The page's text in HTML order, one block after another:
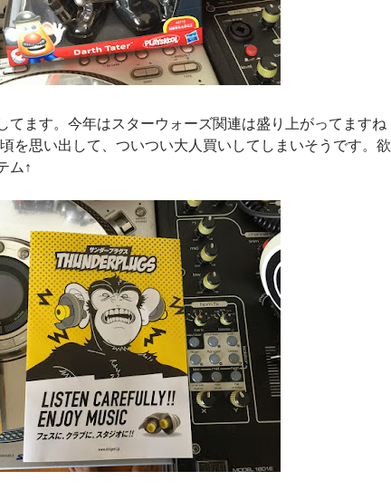
てます。今年はスターウォーズ関連は盛り上がってますね
を思い出して、ついつい大人買いしてしまいそうです。欲
ム↑